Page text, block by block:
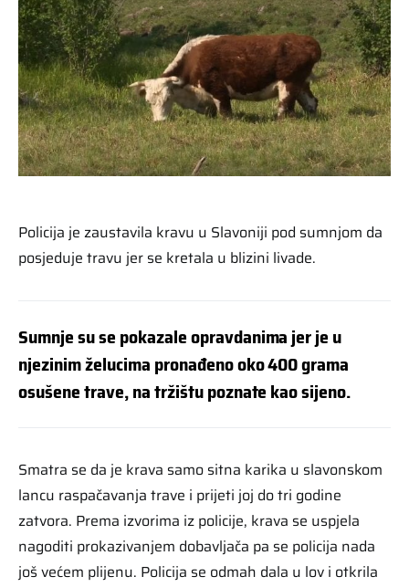
Policija je zaustavila kravu u Slavoniji pod sumnjom da
posjeduje travu jer se kretala u blizini livade.
Sumnje su se pokazale opravdanima jer je u
njezinim želucima pronađeno oko 400 grama
osušene trave, na tržištu poznate kao sijeno.
Smatra se da je krava samo sitna karika u slavonskom
lancu raspačavanja trave i prijeti joj do tri godine
zatvora. Prema izvorima iz policije, krava se uspjela
nagoditi prokazivanjem dobavljača pa se policija nada
još većem plijenu. Policija se odmah dala u lov i otkrila